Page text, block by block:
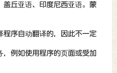
盖丘亚语、印度尼西亚语。蒙
程序自动翻译的，因此不一定
例如使用程序的页面或受加